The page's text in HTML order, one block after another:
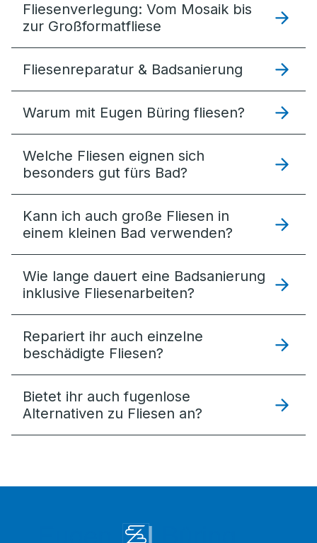
Fliesenverlegung: Vom Mosaik bis
zur Großformatfliese
Fliesenreparatur & Badsanierung
Warum mit Eugen Büring fliesen?
Welche Fliesen eignen sich
besonders gut fürs Bad?
Kann ich auch große Fliesen in
einem kleinen Bad verwenden?
Wie lange dauert eine Badsanierung
inklusive Fliesenarbeiten?
Repariert ihr auch einzelne
beschädigte Fliesen?
Bietet ihr auch fugenlose
Alternativen zu Fliesen an?